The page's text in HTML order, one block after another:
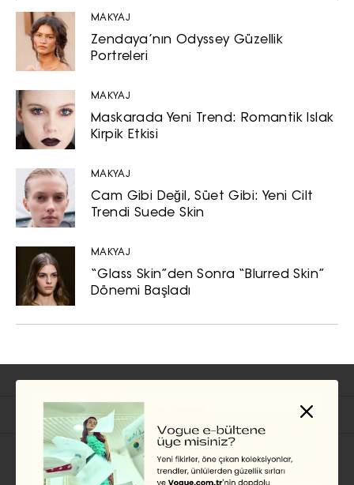
MAKYAJ
Zendaya’nın Odyssey Güzellik
Portreleri
MAKYAJ
Maskarada Yeni Trend: Romantik Islak
Kirpik Etkisi
MAKYAJ
Cam Gibi Değil, Süet Gibi: Yeni Cilt
Trendi Suede Skin
MAKYAJ
“Glass Skin”den Sonra “Blurred Skin”
Dönemi Başladı
İlgili Başlıklar
MAKYAJ